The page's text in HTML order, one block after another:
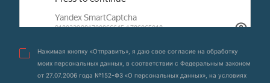
Нажимая кнопку «Отправить», я даю свое согласие на обработку
моих персональных данных, в соответствии с Федеральным законом
от 27.07.2006 года №152-ФЗ «О персональных данных», на условиях